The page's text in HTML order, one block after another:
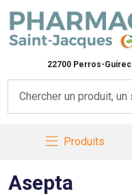
22700 Perros-Guirec
Produits
Asepta